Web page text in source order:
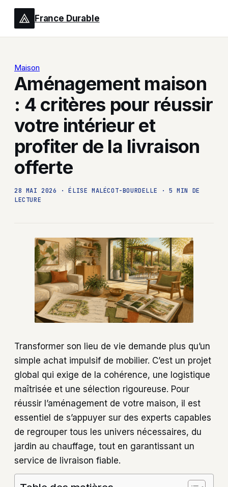
France Durable
Maison
Aménagement maison
: 4 critères pour réussir
votre intérieur et
profiter de la livraison
offerte
28 MAI 2026 · ÉLISE MALÉCOT-BOURDELLE ·
5 MIN DE
LECTURE
Transformer son lieu de vie demande plus qu’un
simple achat impulsif de mobilier. C’est un projet
global qui exige de la cohérence, une logistique
maîtrisée et une sélection rigoureuse. Pour
réussir l’aménagement de votre maison, il est
essentiel de s’appuyer sur des experts capables
de regrouper tous les univers nécessaires, du
jardin au chauffage, tout en garantissant un
service de livraison fiable.